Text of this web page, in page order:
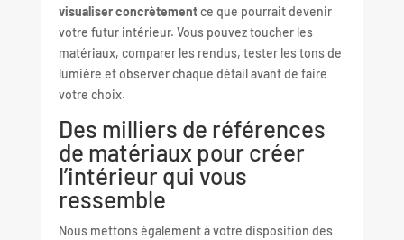
visualiser concrètementce que pourrait devenir
votre futur intérieur. Vous pouvez toucher les
matériaux, comparer les rendus, tester les tons de
lumière et observer chaque détail avant de faire
votre choix.
Des milliers de références
de matériaux pour créer
l’intérieur qui vous
ressemble
Nous mettons également à votre disposition des